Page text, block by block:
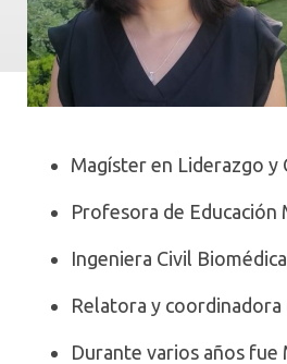
Magíster en Liderazgo y
Profesora de Educación
Ingeniera Civil
Relatora y coordinadora
Durante varios años